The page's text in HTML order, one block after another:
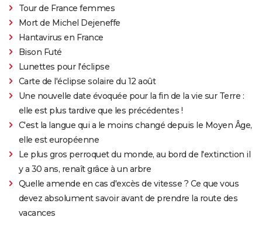
Tour de France femmes
Mort de Michel Dejeneffe
Hantavirus en France
Bison Futé
Lunettes pour l'éclipse
Carte de l'éclipse solaire du 12 août
Une nouvelle date évoquée pour la fin de la vie sur Terre :
elle est plus tardive que les précédentes !
C'est la langue qui a le moins changé depuis le Moyen Âge,
elle est européenne
Le plus gros perroquet du monde, au bord de l'extinction il
y a 30 ans, renaît grâce à un arbre
Quelle amende en cas d'excès de vitesse ? Ce que vous
devez absolument savoir avant de prendre la route des
vacances